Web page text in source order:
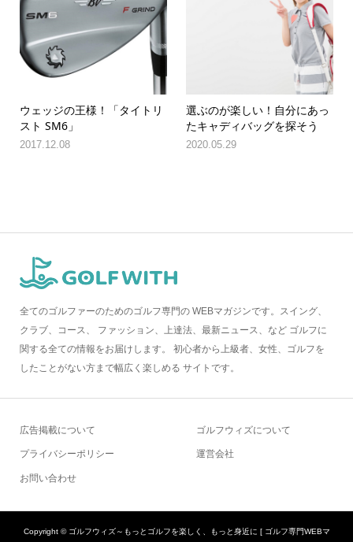
ウェッジの王様！「タイトリ
スト SM6」
2017.12.08
選ぶのが楽しい！自分にあっ
たキャディバッグを探そう
2020.05.29
全てのゴルファーのためのゴルフ専門の WEBマガジンです。スイング、
クラブ、コース、 ファッション、上達法、最新ニュース、など ゴルフに
関する全ての情報をお届けします。 初心者から上級者、女性、ゴルフを
したことがない方まで幅広く楽しめる サイトです。
広告掲載について
プライバシーポリシー
お問い合わせ
ゴルフウィズについて
運営会社
Copyright ©ゴルフウィズ～もっとゴルフを楽しく、もっと身近に [ ゴルフ専門WEBマ